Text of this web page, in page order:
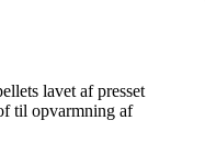
lavet af presset
til opvarmning af